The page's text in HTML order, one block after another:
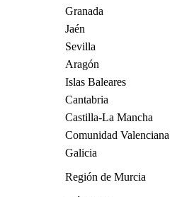
Granada
Jaén
Sevilla
Aragón
Islas Baleares
Cantabria
Castilla-La Mancha
Comunidad Valenciana
Galicia
Región de Murcia